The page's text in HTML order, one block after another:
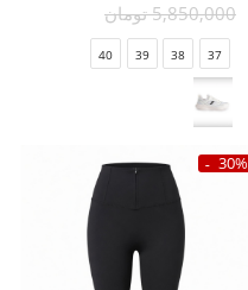
5,850,000 تومان
37
38
39
40
30%